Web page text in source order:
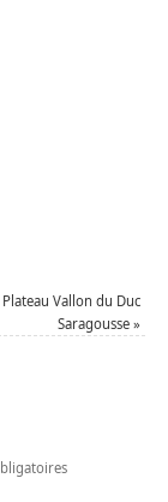
Plateau Vallon du Duc
Saragousse»